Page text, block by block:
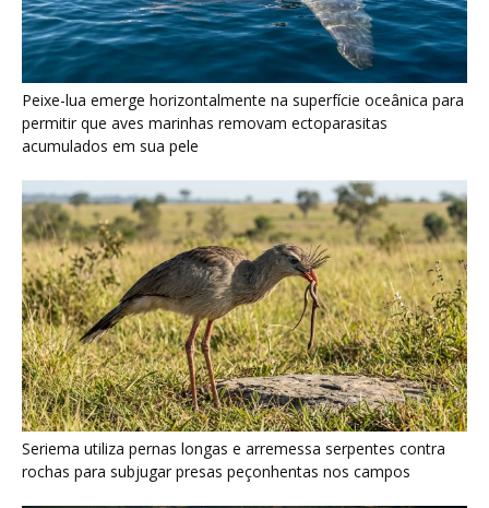
Seriema utiliza pernas longas e arremessa serpentes contra
rochas para subjugar presas peçonhentas nos campos
Poraquê sincroniza descargas elétricas em grupo para
amplificar campo elétrico e atordoar cardumes de peixes
maiores na Amazônia